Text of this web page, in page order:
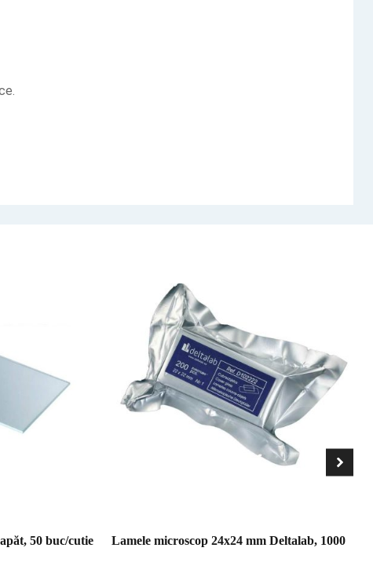
50 buc/cutie Lamele microscop 24x24 mm Deltalab, 1000